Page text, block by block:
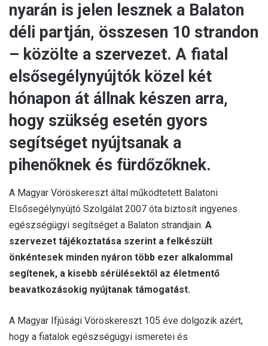
nyarán is jelen lesznek a Balaton
déli partján, összesen 10 strandon
– közölte a szervezet. A fiatal
elsősegélynyújtók közel két
hónapon át állnak készen arra,
hogy szükség esetén gyors
segítséget nyújtsanak a
pihenőknek és fürdőzőknek.
A Magyar Vöröskereszt által működtetett Balatoni
Elsősegélynyújtó Szolgálat 2007 óta biztosít ingyenes
egészségügyi segítséget a Balaton strandjain. A
szervezet tájékoztatása szerint a felkészült
önkéntesek minden nyáron több ezer alkalommal
segítenek, a kisebb sérülésektől az életmentő
beavatkozásokig nyújtanak támogatást.
A Magyar Ifjúsági Vöröskereszt 105 éve dolgozik azért,
hogy a fiatalok egészségügyi ismeretei és